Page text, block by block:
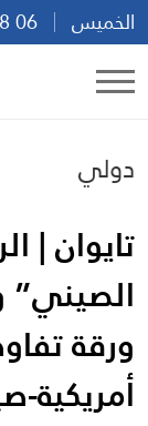
الخميس
05:35
دولي
تايوان |
الصيني”
ورقة
أمريكية-